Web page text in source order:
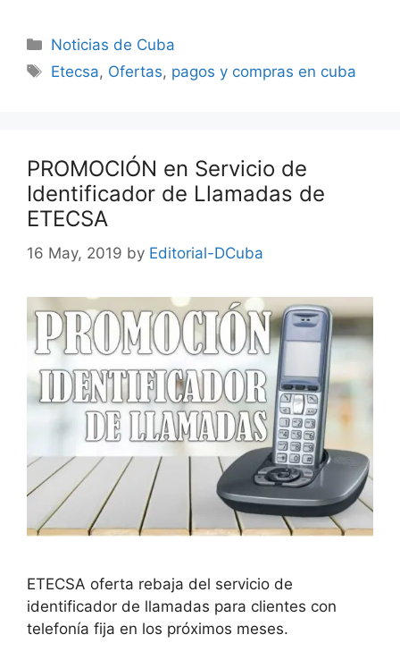
Categories
Noticias de Cuba
Tags
Etecsa, Ofertas, pagos y compras en cuba
PROMOCIÓN en Servicio de
Identificador de Llamadas de
ETECSA
16 May, 2019 by Editorial-DCuba
ETECSA oferta rebaja del servicio de
identificador de llamadas para clientes con
telefonía fija en los próximos meses.